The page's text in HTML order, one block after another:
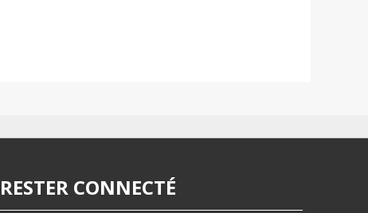
RESTER CONNECTÉ